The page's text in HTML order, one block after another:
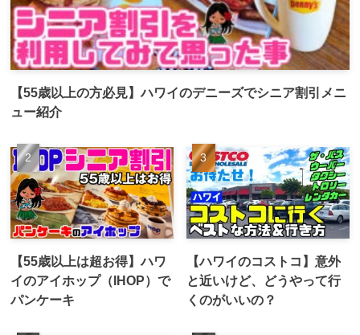
【55歳以上の方必見】ハワイのデニーズでシニア割引メニ
ュー紹介
【55歳以上は超お得】ハワ
イのアイホップ（IHOP）で
パンケーキ
【ハワイのコストコ】意外
と近いけど、どうやって行
くのがいいの？